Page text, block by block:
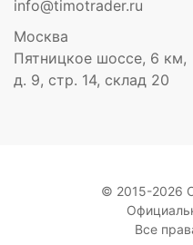
info@timotrader.ru
Москва
Пятницкое шоссе, 6 км,
д. 9, стр. 14, склад 20
© 2015-2026
Все